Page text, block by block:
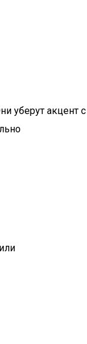
уберут акцент с